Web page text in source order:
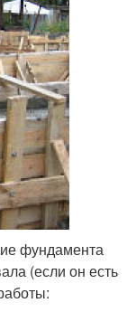
фундамента
(если он есть